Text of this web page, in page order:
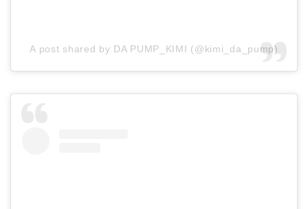
A post shared by DA PUMP_KIMI (@kimi_da_pump)